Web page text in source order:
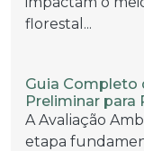
florestal...
Guia Completo
Preliminar para
A Avaliação
etapa